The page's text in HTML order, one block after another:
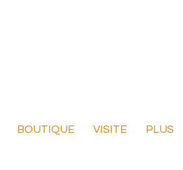
BOUTIQUE VISITE PLUS